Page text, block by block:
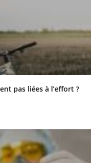
pas liées à l’effort ?